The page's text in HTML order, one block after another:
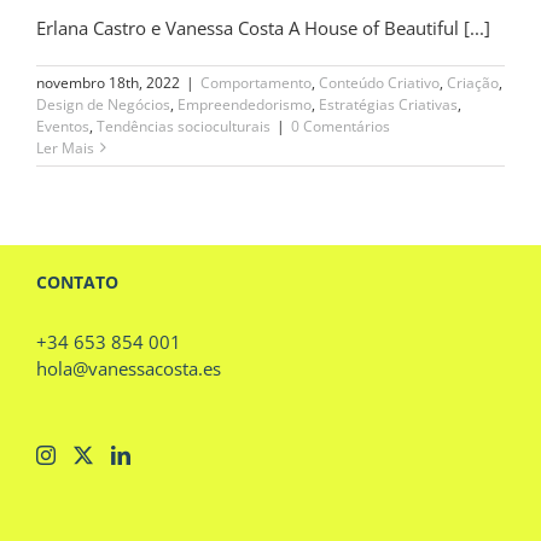
Erlana Castro e Vanessa Costa A House of Beautiful [...]
novembro 18th, 2022 | Comportamento, Conteúdo Criativo, Criação,
Design de Negócios, Empreendedorismo, Estratégias Criativas,
Eventos, Tendências socioculturais | 0 Comentários
Ler Mais
CONTATO
+34 653 854 001
hola@vanessacosta.es